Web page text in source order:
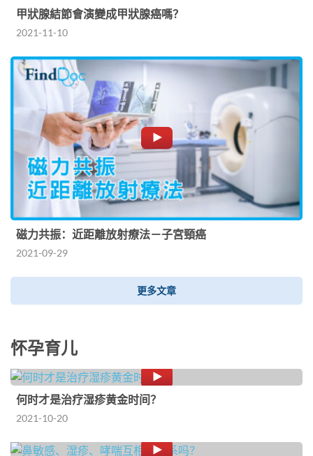
甲狀腺結節會演變成甲狀腺癌嗎？
2021-11-10
磁力共振：近距離放射療法－子宮頸癌
2021-09-29
更多文章
怀孕育儿
何时才是治疗湿疹黄金时间？
2021-10-20